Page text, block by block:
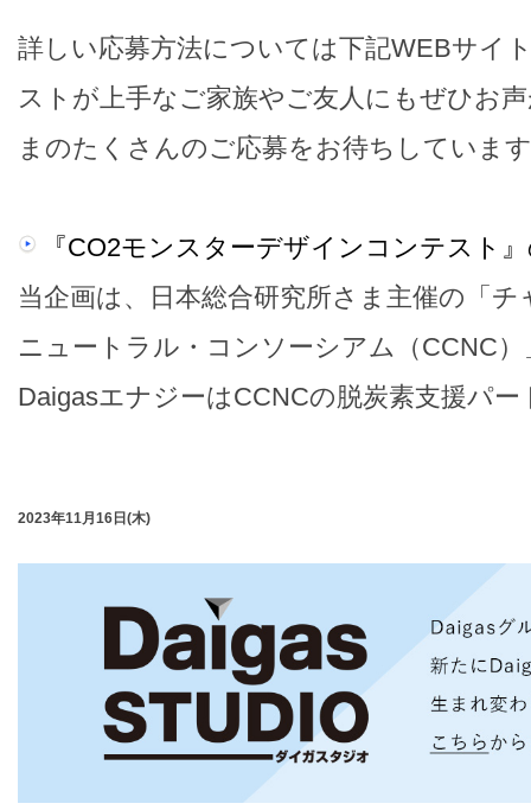
詳しい応募方法については下記WEBサイ
ストが上手なご家族やご友人にもぜひお
まのたくさんのご応募をお待ちしていま
『CO2モンスターデザインコンテスト
当企画は、日本総合研究所さま主催の「
ニュートラル・コンソーシアム（CCNC
DaigasエナジーはCCNCの脱炭素支援パ
2023年11月16日(木)